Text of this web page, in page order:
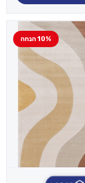
10% הנחה